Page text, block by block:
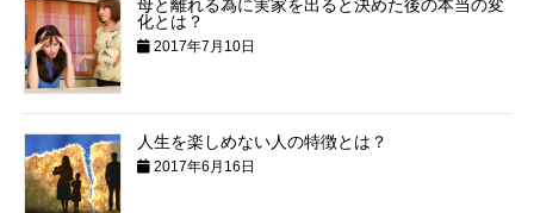
母と離れる為に実家を出ると決めた後の本当の変
化とは？
2017年7月10日
人生を楽しめない人の特徴とは？
2017年6月16日